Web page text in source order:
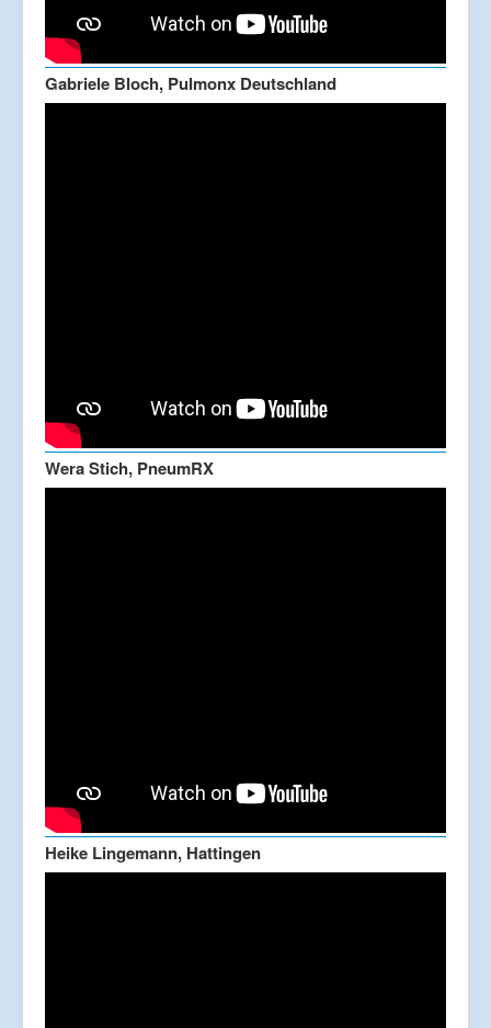
Gabriele Bloch, Pulmonx Deutschland
Wera Stich, PneumRX
Heike Lingemann, Hattingen